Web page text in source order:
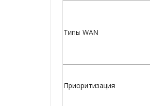
Типы WAN
Приоритизация